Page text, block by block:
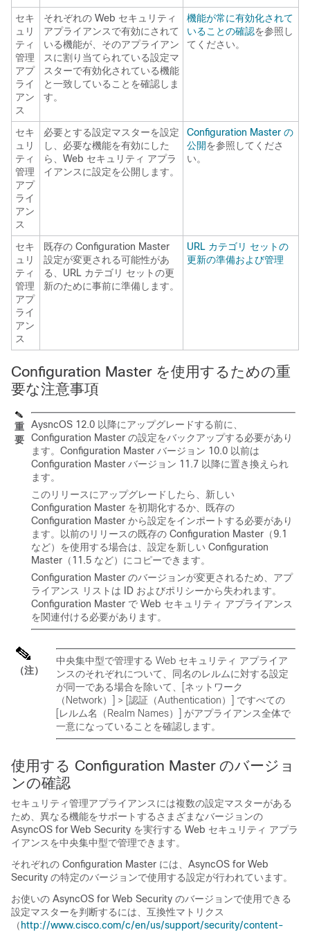
セキ
ュリ
ティ
管理
アプ
ライ
アン
ス
それぞれの Web セキュリティ
アプライアンスで有効にされて
いる機能が、そのアプライアン
スに割り当てられている設定マ
スターで有効化されている機能
と一致していることを確認しま
す。
機能が常に有効化されて
いることの確認を参照し
てください。
セキ
ュリ
ティ
管理
アプ
ライ
アン
ス
必要とする設定マスターを設定
し、必要な機能を有効にした
ら、Web セキュリティ アプラ
イアンスに設定を公開します。
Configuration Master の
公開を参照してくださ
い。
セキ
ュリ
ティ
管理
アプ
ライ
アン
ス
既存の Configuration Master
設定が変更される可能性があ
る、URL カテゴリ セットの更
新のために事前に準備します。
URL カテゴリ セットの
更新の準備および管理
Configuration Master を使用するための重
要な注意事項
重
要
AysncOS 12.0 以降にアップグレードする前に、
Configuration Master の設定をバックアップする必要があり
ます。Configuration Master バージョン 10.0 以前は
Configuration Master バージョン 11.7 以降に置き換えられ
ます。
このリリースにアップグレードしたら、新しい
Configuration Master を初期化するか、既存の
Configuration Master から設定をインポートする必要があり
ます。以前のリリースの既存の Configuration Master（9.1
など）を使用する場合は、設定を新しい Configuration
Master（11.5 など）にコピーできます。
Configuration Master のバージョンが変更されるため、アプ
ライアンス リストは ID およびポリシーから失われます。
Configuration Master で Web セキュリティ アプライアンス
を関連付ける必要があります。
（注）
中央集中型で管理する Web セキュリティ アプライア
ンスのそれぞれについて、同名のレルムに対する設定
が同一である場合を除いて、[ネットワーク
（Network）] > [認証（Authentication）] ですべての
[レルム名（Realm Names）] がアプライアンス全体で
一意になっていることを確認します。
使用する Configuration Master のバージョ
ンの確認
セキュリティ管理アプライアンスには複数の設定マスターがある
ため、異なる機能をサポートするさまざまなバージョンの
AsyncOS for Web Security を実行する Web セキュリティ アプラ
イアンスを中央集中型で管理できます。
それぞれの Configuration Master には、AsyncOS for Web
Security の特定のバージョンで使用する設定が行われています。
お使いの AsyncOS for Web Security のバージョンで使用できる
設定マスターを判断するには、互換性マトリクス
（ http://www.cisco.com/c/en/us/support/security/content-